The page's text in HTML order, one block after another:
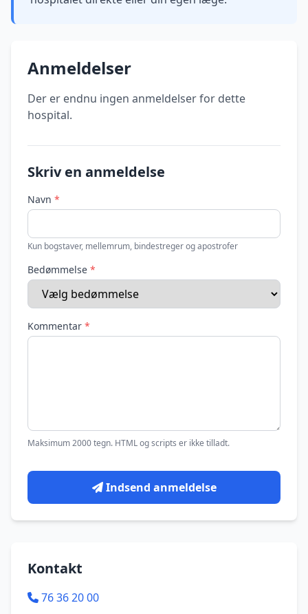
Anmeldelser
Der er endnu ingen anmeldelser for dette
hospital.
Skriv en anmeldelse
Navn *
Kun bogstaver, mellemrum, bindestreger og apostrofer
Bedømmelse *
Kommentar *
Maksimum 2000 tegn. HTML og scripts er ikke tilladt.
Indsend anmeldelse
Kontakt
76 36 20 00